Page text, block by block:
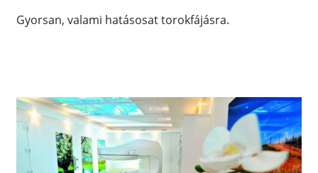
Gyorsan, valami hatásosat torokfájásra.